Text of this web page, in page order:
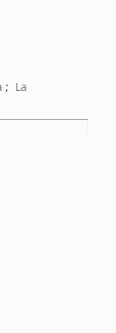
; La